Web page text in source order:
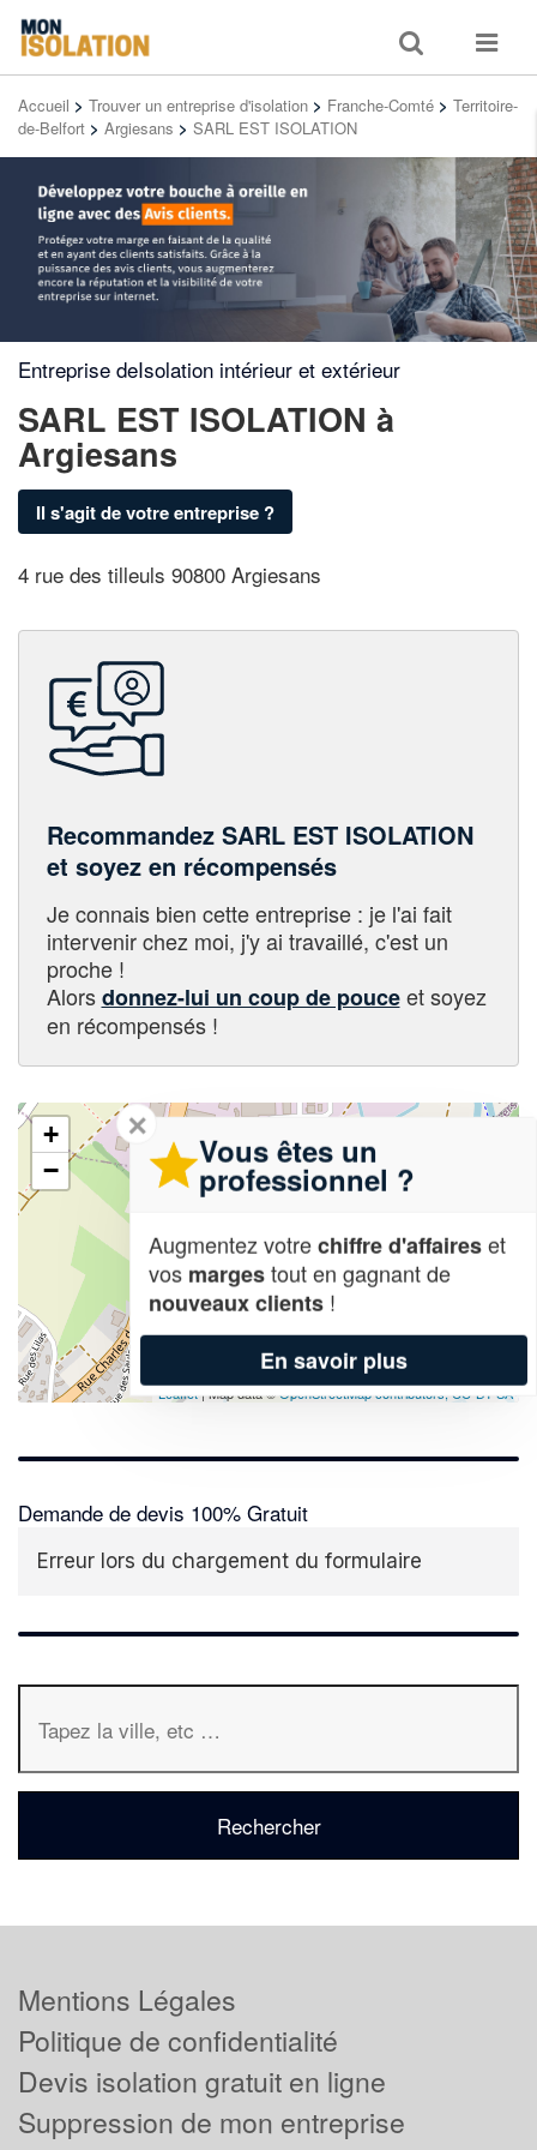
Toggle
search
Toggle
Accueil > Trouver un entreprise d'isolation > Franche-Comté > Territoire-
de-Belfort > Argiesans > SARL EST ISOLATION
Entreprise deIsolation intérieur et extérieur
SARL EST ISOLATION à
Argiesans
Il s'agit de votre entreprise ?
4 rue des tilleuls 90800 Argiesans
Recommandez SARL EST ISOLATION
et soyez en récompensés
Je connais bien cette entreprise : je l'ai fait
intervenir chez moi, j'y ai travaillé, c'est un
proche !
Alorsdonnez-lui un coup de pouceet soyez
en récompensés !
+
−
Leaflet| Map data ©OpenStreetMap contributors,CC-BY-SA
Demande de devis 100% Gratuit
Erreur lors du chargement du formulaire
✕
Vous êtes un
professionnel ?
Augmentez votrechiffre d'affaireset
vos margestout en gagnant de
nouveaux clients !
En savoir plus
Mentions Légales
Politique de confidentialité
Devis isolation gratuit en ligne
Suppression de mon entreprise